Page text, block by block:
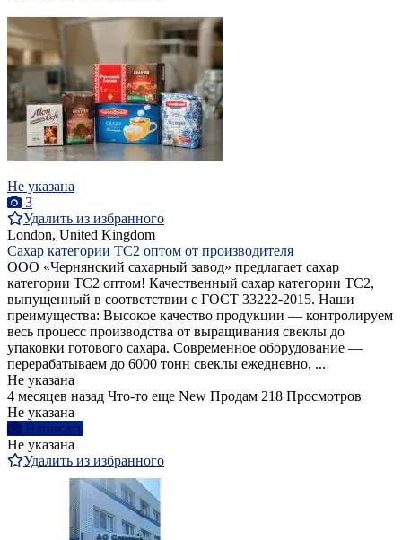
Не указана
3
Удалить из избранного
London, United Kingdom
Сахар категории ТС2 оптом от производителя
ООО «Чернянский сахарный завод» предлагает сахар
категории ТС2 оптом! Качественный сахар категории ТС2,
выпущенный в соответствии с ГОСТ 33222-2015. Наши
преимущества: Высокое качество продукции — контролируем
весь процесс производства от выращивания свеклы до
упаковки готового сахара. Современное оборудование —
перерабатываем до 6000 тонн свеклы ежедневно, ...
Не указана
4 месяцев назад Что-то еще New Продам 218 Просмотров
Не указана
Написать
Не указана
Удалить из избранного